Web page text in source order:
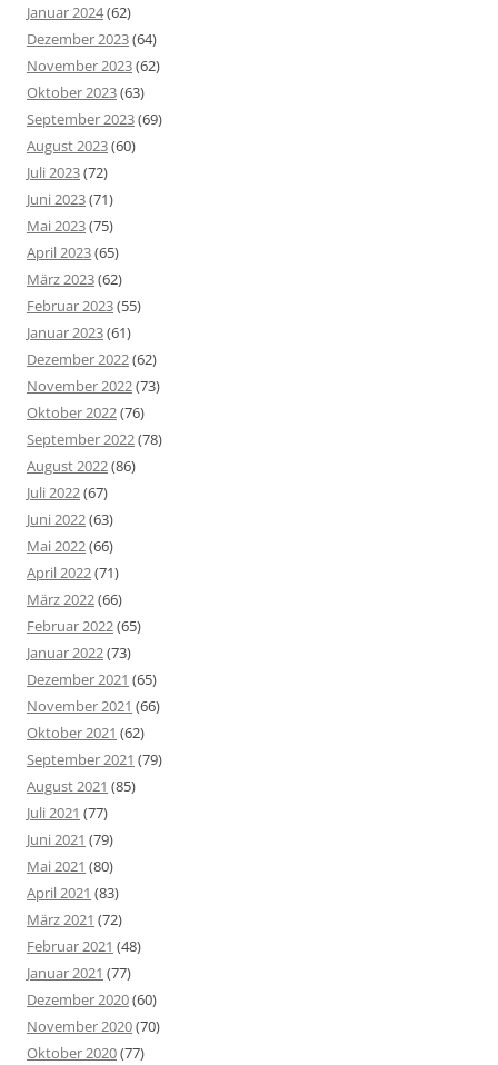
Januar 2024(62)
Dezember 2023(64)
November 2023(62)
Oktober 2023(63)
September 2023(69)
August 2023(60)
Juli 2023(72)
Juni 2023(71)
Mai 2023(75)
April 2023(65)
März 2023(62)
Februar 2023(55)
Januar 2023(61)
Dezember 2022(62)
November 2022(73)
Oktober 2022(76)
September 2022(78)
August 2022(86)
Juli 2022(67)
Juni 2022(63)
Mai 2022(66)
April 2022(71)
März 2022(66)
Februar 2022(65)
Januar 2022(73)
Dezember 2021 (65)
November 2021 (66)
Oktober 2021 (62)
September 2021 (79)
August 2021 (85)
Juli 2021 (77)
Juni 2021 (79)
Mai 2021 (80)
April 2021 (83)
März 2021 (72)
Februar 2021 (48)
Januar 2021 (77)
Dezember 2020(60)
November 2020(70)
Oktober 2020(77)